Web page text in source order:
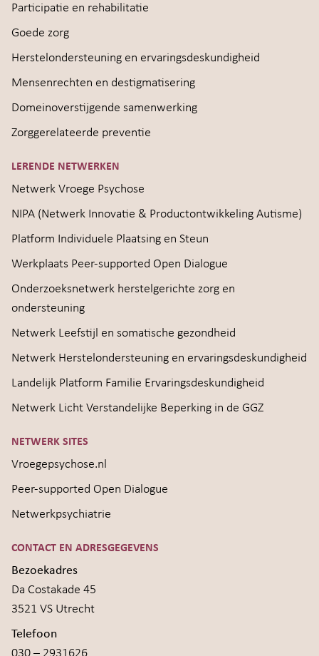
Participatie en rehabilitatie
Goede zorg
Herstelondersteuning en ervaringsdeskundigheid
Mensenrechten en destigmatisering
Domeinoverstijgende samenwerking
Zorggerelateerde preventie
LERENDE NETWERKEN
Netwerk Vroege Psychose
NIPA (Netwerk Innovatie & Productontwikkeling Autisme)
Platform Individuele Plaatsing en Steun
Werkplaats Peer-supported Open Dialogue
Onderzoeksnetwerk herstelgerichte zorg en
ondersteuning
Netwerk Leefstijl en somatische gezondheid
Netwerk Herstelondersteuning en ervaringsdeskundigheid
Landelijk Platform Familie Ervaringsdeskundigheid
Netwerk Licht Verstandelijke Beperking in de GGZ
NETWERK SITES
Vroegepsychose.nl
Peer-supported Open Dialogue
Netwerkpsychiatrie
CONTACT EN ADRESGEGEVENS
Bezoekadres
Da Costakade 45
3521 VS Utrecht
Telefoon